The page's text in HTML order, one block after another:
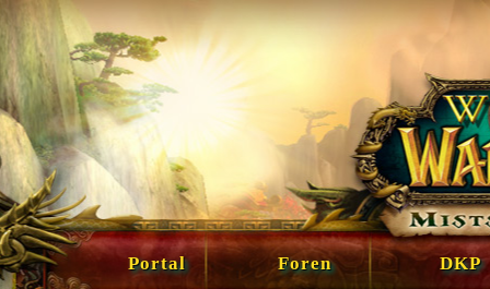
Portal Foren DKP